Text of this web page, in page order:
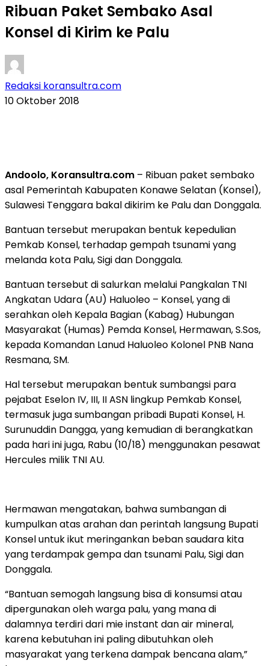
Ribuan Paket Sembako Asal
Konsel di Kirim ke Palu
Redaksi koransultra.com
10 Oktober 2018
Andoolo, Koransultra.com – Ribuan paket sembako
asal Pemerintah Kabupaten Konawe Selatan (Konsel),
Sulawesi Tenggara bakal dikirim ke Palu dan Donggala.
Bantuan tersebut merupakan bentuk kepedulian
Pemkab Konsel, terhadap gempah tsunami yang
melanda kota Palu, Sigi dan Donggala.
Bantuan tersebut di salurkan melalui Pangkalan TNI
Angkatan Udara (AU) Haluoleo – Konsel, yang di
serahkan oleh Kepala Bagian (Kabag) Hubungan
Masyarakat (Humas) Pemda Konsel, Hermawan, S.Sos,
kepada Komandan Lanud Haluoleo Kolonel PNB Nana
Resmana, SM.
Hal tersebut merupakan bentuk sumbangsi para
pejabat Eselon IV, III, II ASN lingkup Pemkab Konsel,
termasuk juga sumbangan pribadi Bupati Konsel, H.
Surunuddin Dangga, yang kemudian di berangkatkan
pada hari ini juga, Rabu (10/18) menggunakan pesawat
Hercules milik TNI AU.
Hermawan mengatakan, bahwa sumbangan di
kumpulkan atas arahan dan perintah langsung Bupati
Konsel untuk ikut meringankan beban saudara kita
yang terdampak gempa dan tsunami Palu, Sigi dan
Donggala.
“Bantuan semogah langsung bisa di konsumsi atau
dipergunakan oleh warga palu, yang mana di
dalamnya terdiri dari mie instant dan air mineral,
karena kebutuhan ini paling dibutuhkan oleh
masyarakat yang terkena dampak bencana alam,”